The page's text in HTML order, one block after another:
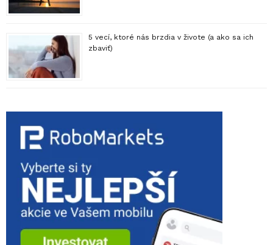
5 vecí, ktoré nás brzdia v živote (a ako sa ich
zbaviť)